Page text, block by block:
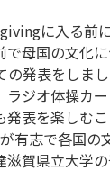
に入る前
母国の文化
発表をしま
ジオ体操カ
表を楽しむ
有志で各国
賀県立大学